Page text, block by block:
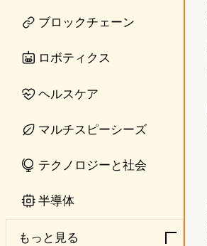
ブロックチェーン
ロボティクス
ヘルスケア
マルチスピーシーズ
テクノロジーと社会
半導体
もっと見る